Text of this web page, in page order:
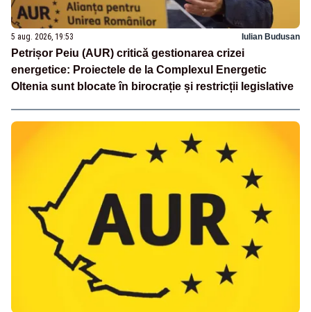
5 aug. 2026, 19:53 Iulian Budusan
Petrișor Peiu (AUR) critică gestionarea crizei
energetice: Proiectele de la Complexul Energetic
Oltenia sunt blocate în birocrație și restricții legislative